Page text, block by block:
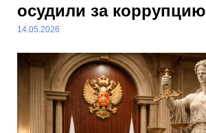
осудили за коррупцию
14.05.2026